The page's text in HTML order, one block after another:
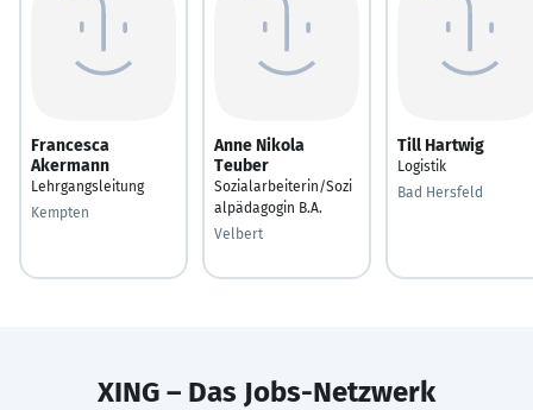
Francesca
Akermann
Lehrgangsleitung
Kempten
Anne Nikola
Teuber
Sozialarbeiterin/Sozi
alpädagogin B.A.
Velbert
Till Hartwig
Logistik
Bad Hersfeld
XING – Das Jobs-Netzwerk